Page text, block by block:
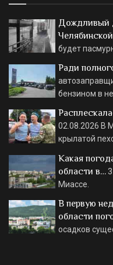
Дождливый
будет
Ради
бензином в
02.08.2026 В
крылатой
Какая
области в…
Миассе.
В первую
области
осадков